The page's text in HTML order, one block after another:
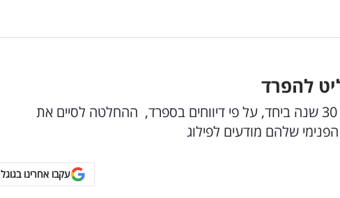
פפ גווארדיולה ואשתו כריסטינה סרה נפרדו לאחר 30 שנה ביחד, על פי דיווחים בספרד, ההחלטה לסיים את
שלהם מודעים לפילוג
עקבו אחרינו בגוגל